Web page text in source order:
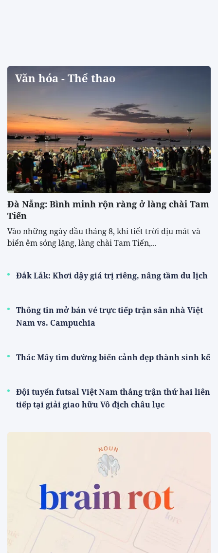
Văn hóa - Thể thao
Đà Nẵng: Bình minh rộn ràng ở làng chài Tam
Tiến
Vào những ngày đầu tháng 8, khi tiết trời dịu mát và
biển êm sóng lặng, làng chài Tam Tiến,...
Đắk Lắk: Khơi dậy giá trị riêng, nâng tầm du lịch
Thông tin mở bán vé trực tiếp trận sân nhà Việt
Nam vs. Campuchia
Thác Mây tìm đường biến cảnh đẹp thành sinh kế
Đội tuyển futsal Việt Nam thắng trận thứ hai liên
tiếp tại giải giao hữu Vô địch châu lục